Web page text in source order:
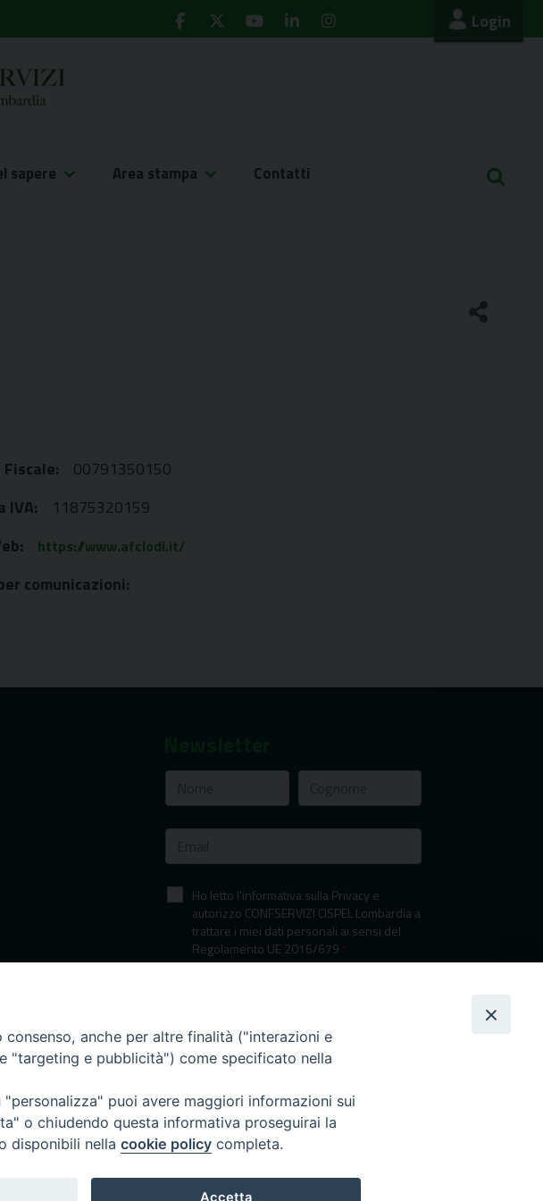
Login
sapere Area stampa
Contatti
Fiscale:
00791350150
IVA:
11875320159
https://www.afclodi.it/
comunicazioni:
Ho letto l'informativa sulla Privacy e
autorizzo CONFSERVIZI CISPEL Lombardia a
trattare i miei dati personali ai sensi del
Regolamento UE 2016/679 *
Informativa sulla privacy
I nostri canali social
anche per altre finalità ("interazioni e
"targeting e pubblicità") come specificato nella
puoi avere maggiori informazioni sui
o chiudendo questa informativa proseguirai la
disponibili nella cookie policy completa.
Accetta